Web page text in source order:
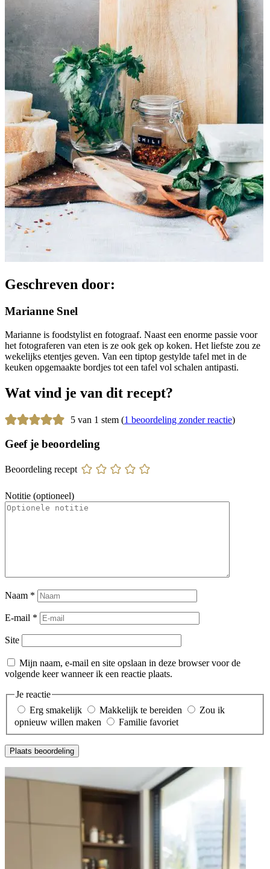
Geschreven door:
Marianne Snel
Marianne is foodstylist en fotograaf. Naast een enorme passie voor
het fotograferen van eten is ze ook gek op koken. Het liefste zou ze
wekelijks etentjes geven. Van een tiptop gestylde tafel met in de
keuken opgemaakte bordjes tot een tafel vol schalen antipasti.
Wat vind je van dit recept?
5 van 1 stem (1 beoordeling zonder reactie)
Geef je beoordeling
Beoordeling recept
Notitie (optioneel)
Naam *
E-mail *
Site
Mijn naam, e-mail en site opslaan in deze browser voor de
volgende keer wanneer ik een reactie plaats.
Je reactie
Erg smakelijk
Makkelijk te bereiden
Zou ik
opnieuw willen maken
Familie favoriet
Plaats beoordeling